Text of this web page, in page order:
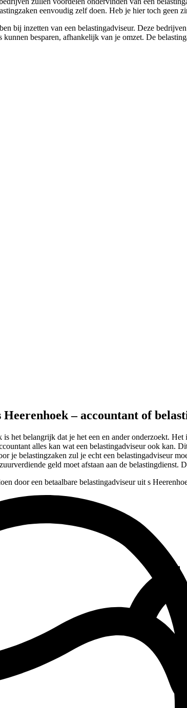
eenvoudig zelf doen. Heb je hier toch geen
bij inzetten van een belastingadviseur. Deze
kunnen besparen, afhankelijk van je omzet. De
– accountant of
het belangrijk dat je het een en ander onderzoekt.
alles kan wat een belastingadviseur ook kan.
je belastingzaken zul je echt een belastingadviseur
geld moet afstaan aan de belastingdienst.
door een betaalbare belastingadviseur uit s